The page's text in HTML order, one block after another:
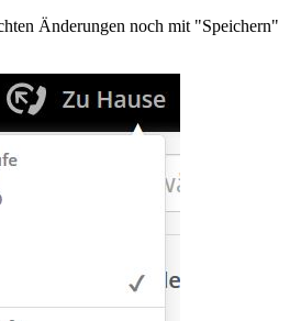
Änderungen noch mit "Speichern"